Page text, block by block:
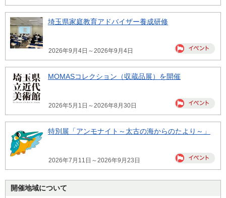
埼玉県家庭教育アドバイザー養成研修
2026年9月4日～2026年9月4日
MOMASコレクション（収蔵品展）を開催
2026年5月1日～2026年8月30日
特別展「アンモナイト～太古の海からのたより～」
2026年7月11日～2026年9月23日
開催地域について